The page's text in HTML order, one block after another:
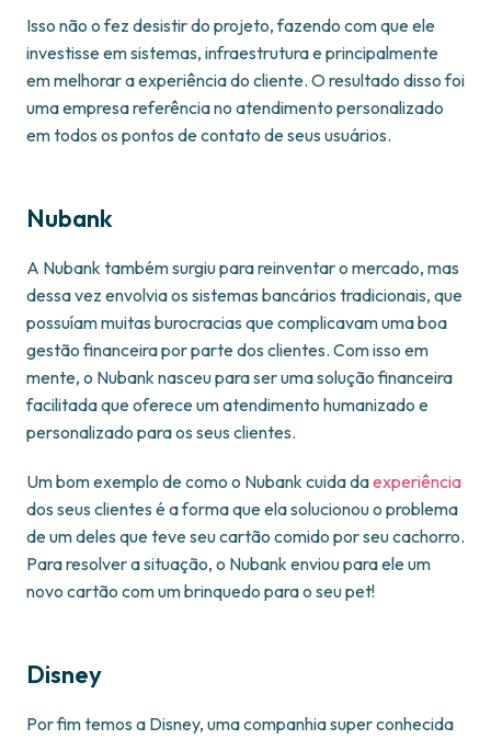
Isso não o fez desistir do projeto, fazendo com que ele
investisse em sistemas, infraestrutura e principalmente
em melhorar a experiência do cliente. O resultado disso foi
uma empresa referência no atendimento personalizado
em todos os pontos de contato de seus usuários.
Nubank
A Nubank também surgiu para reinventar o mercado, mas
dessa vez envolvia os sistemas bancários tradicionais, que
possuíam muitas burocracias que complicavam uma boa
gestão financeira por parte dos clientes. Com isso em
mente, o Nubank nasceu para ser uma solução financeira
facilitada que oferece um atendimento humanizado e
personalizado para os seus clientes.
Um bom exemplo de como o Nubank cuida daexperiência
dos seus clientes é a forma que ela solucionou o problema
de um deles que teve seu cartão comido por seu cachorro.
Para resolver a situação, o Nubank enviou para ele um
novo cartão com um brinquedo para o seu pet!
Disney
Por fim temos a Disney, uma companhia super conhecida